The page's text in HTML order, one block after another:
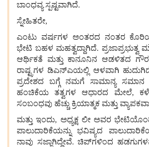
ಬಾಂಧವ್ಯ ಸ್ಪಷ್ಟವಾಗಿದೆ.
ಸ್ನೇಹಿತರೇ,
ಎಂಟು ವರ್ಷಗಳ ಅಂತರದ ನಂತರ
ಭೇಟಿ ಬಹಳ ಮಹತ್ವದ್ದಾಗಿದೆ. ಪ್ರಜಾಪ್ರಭುತ್ವ
ಆರ್ಥಿಕತೆ
ಮತ್ತು ಕಾನೂನಿನ ಆಡಳಿತದ
ರಾಷ್ಟ್ರಗಳ ಡಿಎನ್‌ಎಯಲ್ಲಿ ಆಳವಾಗಿ
ಪ್ರದೇಶದ
ಬಗ್ಗೆ ನಮಗೆ ಸಾಮಾನ್ಯ
ಸಮಾನ
ಹಂಚಿಕೆಯ
ತತ್ವಗಳ ಆಧಾರದ ಮೇಲೆ,
ಸಂಬಂಧವು ಹೆಚ್ಚು ಕ್ರಿಯಾತ್ಮಕ ಮತ್ತು
ಮತ್ತು ಇಂದು, ಅಧ್ಯಕ್ಷ ಲೀ ಅವರ
ಪಾಲುದಾರಿಕೆಯನ್ನು
ಭವಿಷ್ಯದ
ನಾವು ಸಜ್ಜಾಗಿದ್ದೇವೆ. ಚಿಪ್‌ಗಳಿಂದ